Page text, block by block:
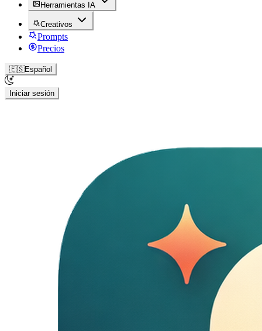
Herramientas IA
Creativos
Prompts
Precios
🇪🇸Español
Iniciar sesión